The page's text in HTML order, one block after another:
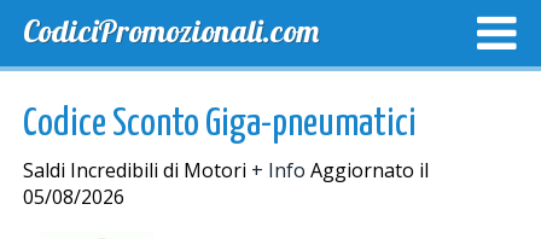
CodiciPromozionali.com
Codice Sconto Giga-pneumatici
Saldi Incredibili di Motori + Info Aggiornato il
05/08/2026